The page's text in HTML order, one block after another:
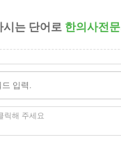
는 단어로 한의사전문
릭해 주세요